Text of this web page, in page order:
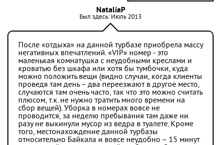
NataliaP
Был здесь: Июль 2013
После «отдыха» на данной турбазе приобрела массу
негативных впечатлений. «VIP» номер - это
маленькая комнатушка с неудобными креслами и
кроватью без шкафа или хотя бы тумбочки, куда
можно положить вещи (видно случаи, когда клиенты
проведя там день – два переезжают в другое место,
случаются там очень часто, так что это можно считать
плюсом, т.к. не нужно тратить много времени на
сбор вещей). Уборка в номерах вовсе не
проводится, за неделю пребывания там даже ни
разу не выкинули мусор из ведра в туалете. Кроме
того, местонахождение данной турбазы
относительно Байкала и вовсе неудобно – 15 минут